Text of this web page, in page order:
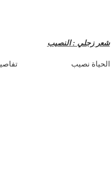
شعر زجلي : النصيب
الحياة نصيب